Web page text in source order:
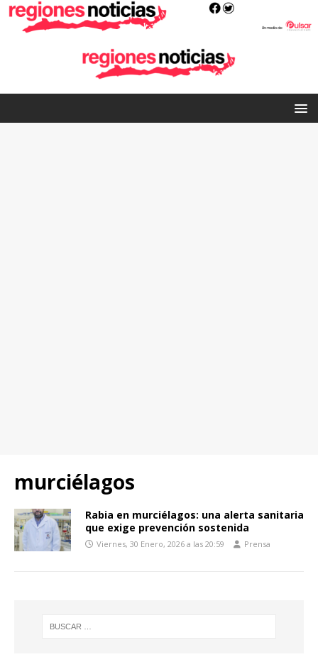
murciélagos
Rabia en murciélagos: una alerta sanitaria
que exige prevención sostenida
Viernes, 30 Enero, 2026 a las 20:59 Prensa